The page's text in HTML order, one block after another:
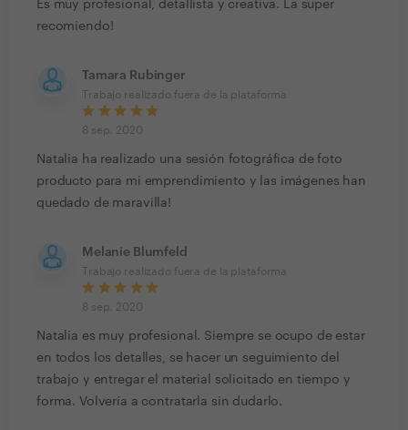
Es muy profesional, detallista y creativa. La super
recomiendo!
Tamara Rubinger
Trabajo realizado fuera de la plataforma
8 sep. 2020
Natalia ha realizado una sesión fotográfica de foto
producto para mi emprendimiento y las imágenes han
quedado de maravilla!
Melanie Blumfeld
Trabajo realizado fuera de la plataforma
8 sep. 2020
Natalia es muy profesional. Siempre se ocupo de estar
en todos los detalles, se hacer un seguimiento del
trabajo y entregar el material solicitado en tiempo y
forma. Volvería a contratarla sin dudarlo.